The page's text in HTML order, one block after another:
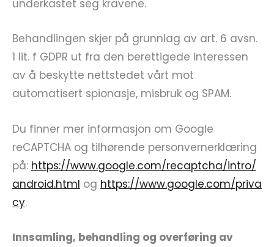
underkastet seg kravene.
Behandlingen skjer på grunnlag av art. 6 avsn.
1 lit. f GDPR ut fra den berettigede interessen
av å beskytte nettstedet vårt mot
automatisert spionasje, misbruk og SPAM.
Du finner mer informasjon om Google
reCAPTCHA og tilhørende personvernerklæring
på: https://www.google.com/recaptcha/intro/
android.html og https://www.google.com/priva
cy.
Innsamling, behandling og overføring av